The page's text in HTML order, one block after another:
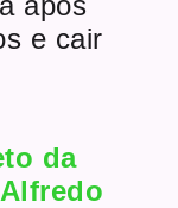
e cair
da